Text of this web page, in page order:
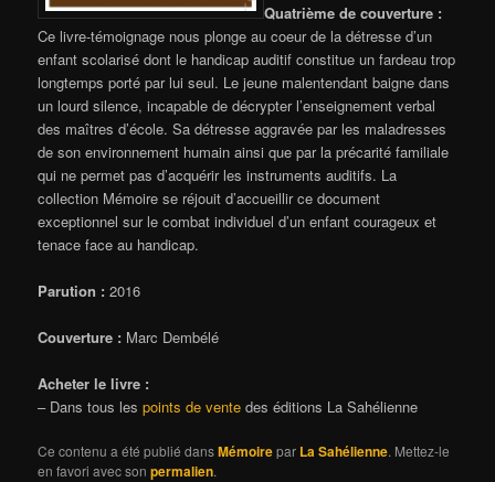
Quatrième de couverture :
Ce livre-témoignage nous plonge au coeur de la détresse d’un
enfant scolarisé dont le handicap auditif constitue un fardeau trop
longtemps porté par lui seul. Le jeune malentendant baigne dans
un lourd silence, incapable de décrypter l’enseignement verbal
des maîtres d’école. Sa détresse aggravée par les maladresses
de son environnement humain ainsi que par la précarité familiale
qui ne permet pas d’acquérir les instruments auditifs. La
collection Mémoire se réjouit d’accueillir ce document
exceptionnel sur le combat individuel d’un enfant courageux et
tenace face au handicap.
Parution : 2016
Couverture : Marc Dembélé
Acheter le livre :
– Dans tous lespoints de vente des éditions La Sahélienne
Ce contenu a été publié dansMémoirepar La Sahélienne. Mettez-le
en favori avec sonpermalien.